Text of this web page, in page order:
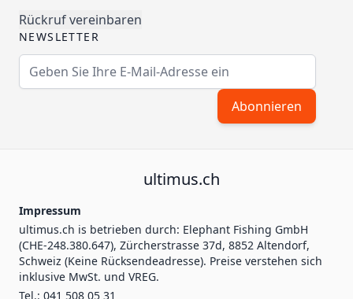
Rückruf vereinbaren
NEWSLETTER
E-Mailadresse
Abonnieren
ultimus.ch
Impressum
ultimus.ch is betrieben durch: Elephant Fishing GmbH
(CHE-248.380.647), Zürcherstrasse 37d, 8852 Altendorf,
Schweiz (Keine Rücksendeadresse). Preise verstehen sich
inklusive MwSt. und VREG.
Tel.: 041 508 05 31